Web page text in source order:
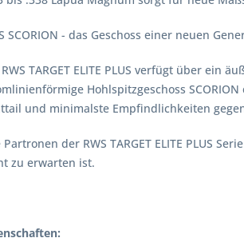
SCORION - das Geschoss einer neuen
TARGET ELITE PLUS verfügt über
Hohlspitzgeschoss
und minimalste Empfindlichkeiten
Partronen der RWS TARGET ELITE PLUS
zu erwarten ist.